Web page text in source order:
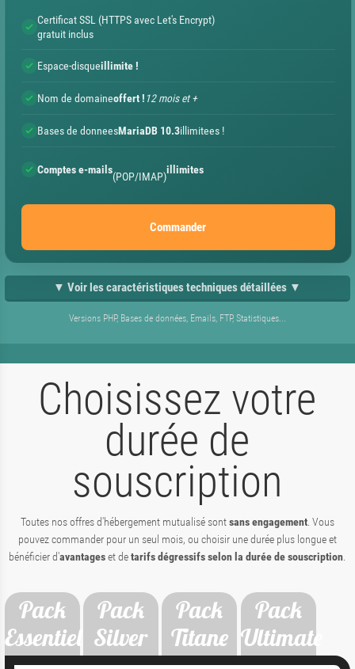
Certificat SSL (HTTPS avec Let's Encrypt)
gratuit inclus
Espace-disqueillimite !
Nom de domaineoffert ! 12 mois et +
Bases de donneesMariaDB 10.3illimitees !
Comptes e-mails
(POP/IMAP)
illimites
Commander
▼ Voir les caractéristiques techniques détaillées ▼
Versions PHP, Bases de données, Emails, FTP, Statistiques...
Choisissez votre
durée de
souscription
Toutes nos offres d'hébergement mutualisé sontsans engagement. Vous
pouvez commander pour un seul mois, ou choisir une durée plus longue et
bénéficier d'avantageset detarifs dégressifs selon la durée de souscription
Pack
Essentiel
Pack
Silver
Pack
Titane
Pack
Ultimate